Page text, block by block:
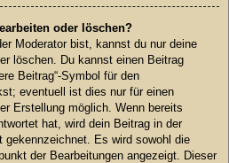
oder löschen?
Moderator bist, kannst du nur deine
löschen. Du kannst einen Beitrag
Beitrag“-Symbol für den
eventuell ist dies nur für einen
Erstellung möglich. Wenn bereits
hat, wird dein Beitrag in der
gekennzeichnet. Es wird sowohl die
der Bearbeitungen angezeigt. Dieser